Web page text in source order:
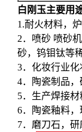
白刚玉主要用
1.耐火材料，
2．喷砂 喷砂
砂，钨钼钛等
3．化妆行业
4．陶瓷制品
5．生产焊接
6．陶瓷釉料
7．磨刀石，